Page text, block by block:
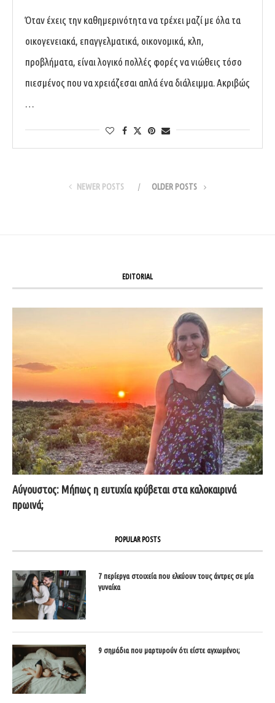
Όταν έχεις την καθημερινότητα να τρέχει μαζί με όλα τα
οικογενειακά, επαγγελματικά, οικονομικά, κλπ,
προβλήματα, είναι λογικό πολλές φορές να νιώθεις τόσο
πιεσμένος που να χρειάζεσαι απλά ένα διάλειμμα. Ακριβώς
…
NEWER POSTS OLDER POSTS
EDITORIAL
Αύγουστος: Μήπως η ευτυχία κρύβεται στα καλοκαιρινά
πρωινά;
POPULAR POSTS
7 περίεργα στοιχεία που ελκύουν τους άντρες σε μία
γυναίκα
9 σημάδια που μαρτυρούν ότι είστε αγχωμένοι;